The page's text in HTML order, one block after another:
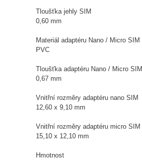
Tloušťka jehly SIM
0,60 mm
Materiál adaptéru Nano / Micro SIM
PVC
Tloušťka adaptéru Nano / Micro SIM
0,67 mm
Vnitřní rozměry adaptéru nano SIM
12,60 x 9,10 mm
Vnitřní rozměry adaptéru micro SIM
15,10 x 12,10 mm
Hmotnost